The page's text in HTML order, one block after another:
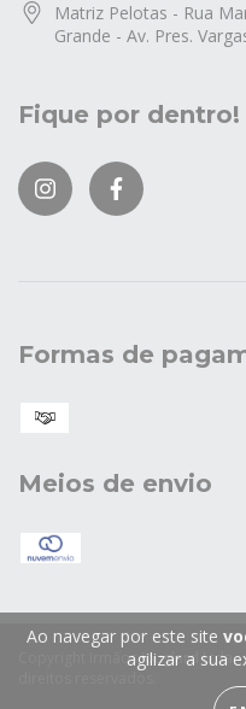
Ao navegar por este site
agilizar a sua
Matriz Pelotas - Rua
Grande - Av. Pres.
Fique por dentro!
Formas de
Meios de envio
Copyright Irmãos Jouglard Ltda